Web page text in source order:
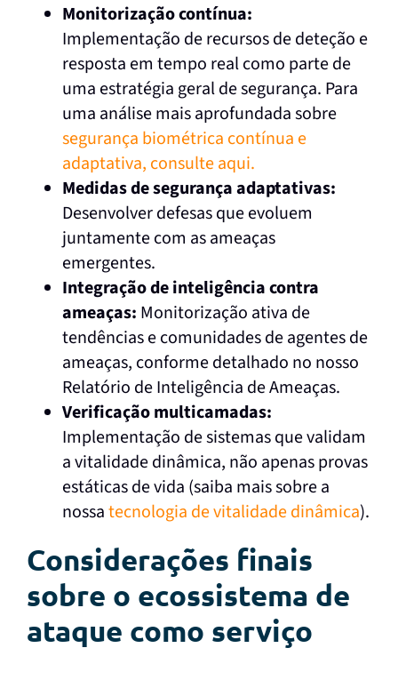
Monitorização contínua:
Implementação de recursos de deteção e
resposta em tempo real como parte de
uma estratégia geral de segurança. Para
uma análise mais aprofundada sobre
segurança biométrica contínua e
adaptativa, consulte aqui.
Medidas de segurança adaptativas:
Desenvolver defesas que evoluem
juntamente com as ameaças
emergentes.
Integração de inteligência contra
ameaças: Monitorização ativa de
tendências e comunidades de agentes de
ameaças, conforme detalhado no nosso
Relatório de Inteligência de Ameaças.
Verificação multicamadas:
Implementação de sistemas que validam
a vitalidade dinâmica, não apenas provas
estáticas de vida (saiba mais sobre a
nossatecnologia de vitalidade dinâmica).
Considerações finais
sobre o ecossistema de
ataque como serviço